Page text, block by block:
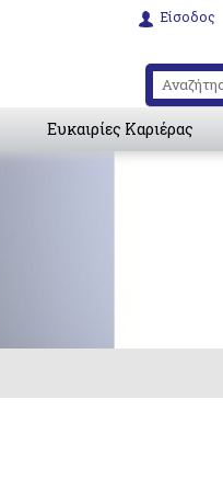
Είσοδος
Ευκαιρίες Καριέρας